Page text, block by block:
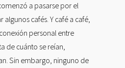
a pasarse por el
cafés. Y café a café,
personal entre
de cuánto se reían,
Sin embargo, ninguno de